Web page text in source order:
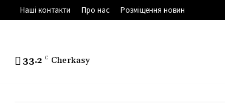
Наші контакти Про нас Розміщення новин
33.2 C Cherkasy